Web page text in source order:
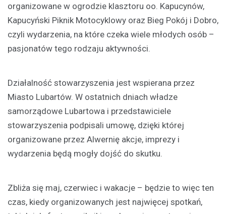
organizowane w ogrodzie klasztoru oo. Kapucynów,
Kapucyński Piknik Motocyklowy oraz Bieg Pokój i Dobro,
czyli wydarzenia, na które czeka wiele młodych osób –
pasjonatów tego rodzaju aktywności.
Działalność stowarzyszenia jest wspierana przez
Miasto Lubartów. W ostatnich dniach władze
samorządowe Lubartowa i przedstawiciele
stowarzyszenia podpisali umowę, dzięki której
organizowane przez Alwernię akcje, imprezy i
wydarzenia będą mogły dojść do skutku.
Zbliża się maj, czerwiec i wakacje – będzie to więc ten
czas, kiedy organizowanych jest najwięcej spotkań,